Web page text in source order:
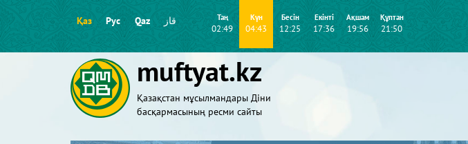
Қаз Рус Qaz قاز Таң
02:49
Күн
04:43
Бесін
12:25
Екінті
17:36
Ақшам
19:56
Құптан
21:50
muftyat.kz
Қазақстан мұсылмандары Діни
басқармасының ресми сайты